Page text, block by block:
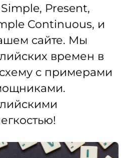
Present,
Continuous, и
сайте. Мы
времен в
с примерами